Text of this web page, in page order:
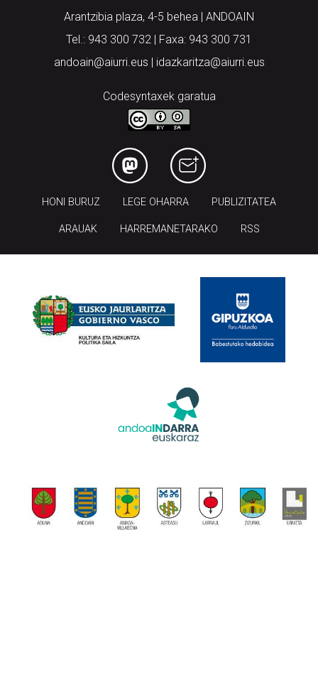
Arantzibia plaza, 4-5 behea | ANDOAIN
Tel.: 943 300 732 | Faxa: 943 300 731
andoain@aiurri.eus | idazkaritza@aiurri.eus
Codesyntaxek garatua
HONI BURUZ LEGE OHARRA PUBLIZITATEA
ARAUAK HARREMANETARAKO RSS